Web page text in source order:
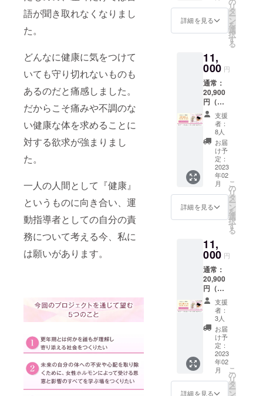
語が聞き取れなくなりまし
た。
どんなに健康に気をつけて
いても守り切れないものも
あるのだと痛感しました。
だからこそ痛みや不調のな
い健康な体を求めることに
対する欲求が強まりまし
た。
一人の人間として『健康』
というものに向き合い、運
動指導者としての自分の責
務について考える今、私に
は願いがあります。
ホルモ
ンの変
らい症
状は、
「から
だ」
「見た
目」
「ここ
ろ」
「対人
関係」
と４つ
の不調
につな
がりま
す。 重
るほ
ど、日
障が出
ます。
運動意
欲が湧
き上が
らない
方、運
動する
ことが
つらい
方へ届
けたい
メッ
セージ
は、
1,100）
●開催日
時：2月
11日
AM10時
～12時
●参加方
法：
Zoom（
カメラ
ONに
て）※
アーカ
イブは
ありま
せん
Zoomの
URL
は、終
了後
メール
にてお
了後3日
たって
もメー
ルが確
認でき
なかっ
た場
合、迷
惑メー
ルフォ
ルダを
ご確認
くださ
い。 ●
必要な
ツー
ル：か
詳細を見る
リ
タ
ー
ン
を
選
択
す
る
11,
000 円
通常：
20,900
円（セ
ミナー
4,400円
＋から
だバー
Ⓡ6,600
円＋
DVD①
②8,800
円+送料
1,100）
●開催日
時：2月
18日
～15時
●参加方
法：
Zoom（
カメラ
ONに
て）※
アーカ
イブは
ありま
せん
Zoomの
URL
は、終
了後
メール
にてお
支援
者：
8人
お届
け予
定：
2023
年02
月
詳細を見る
こ
の
リ
タ
ー
ン
を
選
択
す
る
11,
000 円
通常：
20,900
円（セ
ミナー
4,400円
＋から
だバー
Ⓡ6,600
円＋
DVD①
②8,800
円+送料
1,100）
●開催日
支援
者：
3人
お届
け予
定：
2023
年02
月
詳細を見る
こ
の
リ
タ
ー
ン